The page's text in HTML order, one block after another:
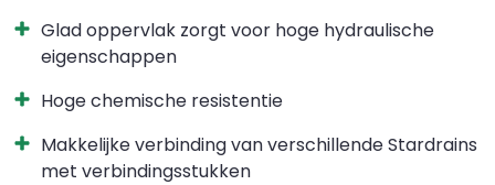
Glad oppervlak zorgt voor hoge hydraulische
eigenschappen
Hoge chemische resistentie
Makkelijke verbinding van verschillende Stardrains
met verbindingsstukken